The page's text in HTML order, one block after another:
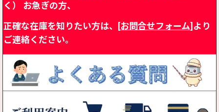
く）
お急ぎの方、
正確な在庫を知りたい方は、[お問合せフォーム]より
ご連絡ください。